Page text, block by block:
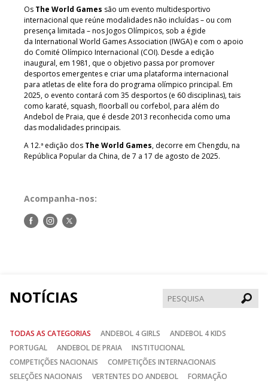
Os The World Games são um evento multidesportivo
internacional que reúne modalidades não incluídas – ou com
presença limitada – nos Jogos Olímpicos, sob a égide
da International World Games Association (IWGA) e com o apoio
do Comité Olímpico Internacional (COI). Desde a edição
inaugural, em 1981, que o objetivo passa por promover
desportos emergentes e criar uma plataforma internacional
para atletas de elite fora do programa olímpico principal. Em
2025, o evento contará com 35 desportos (e 60 disciplinas), tais
como karaté, squash, floorball ou corfebol, para além do
Andebol de Praia, que é desde 2013 reconhecida como uma
das modalidades principais.
A 12.ª edição dos The World Games, decorre em Chengdu, na
República Popular da China, de 7 a 17 de agosto de 2025.
Acompanha-nos:
Siga-Siga-Siga-
NOTÍCIAS
TODAS AS CATEGORIAS ANDEBOL 4 GIRLS
ANDEBOL 4 KIDS
PORTUGAL
ANDEBOL DE PRAIA
INSTITUCIONAL
COMPETIÇÕES NACIONAIS
COMPETIÇÕES INTERNACIONAIS
SELEÇÕES NACIONAIS
VERTENTES DO ANDEBOL
FORMAÇÃO